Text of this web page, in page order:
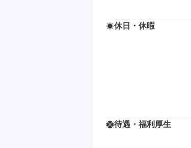
休日・休暇
待遇・福利厚生